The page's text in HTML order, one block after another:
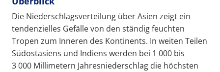
Die Niederschlagsverteilung über Asien zeigt ein
tendenzielles Gefälle von den ständig feuchten
Tropen zum Inneren des Kontinents. In weiten Teilen
Südostasiens und Indiens werden bei 1 000 bis
3 000 Millimetern Jahresniederschlag die höchsten